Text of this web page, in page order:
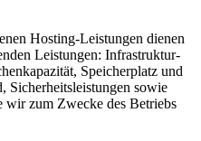
Hosting-Leistungen dienen
Leistungen: Infrastruktur-
Speicherplatz und
Sicherheitsleistungen sowie
wir zum Zwecke des Betriebs